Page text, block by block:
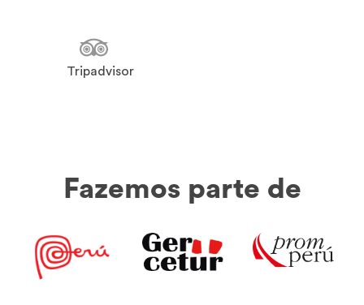
Tripadvisor
Fazemos parte de